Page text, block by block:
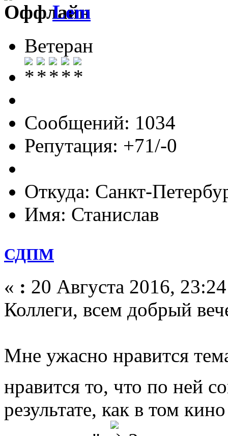
Lem
Ветеран
Сообщений: 1034
Репутация: +71/-0
Откуда: Санкт-
Имя: Станислав
СДПМ
« : 20 Августа 2016,
Коллеги, всем добрый
Мне ужасно нравится
нравится то, что по ней
результате, как в том